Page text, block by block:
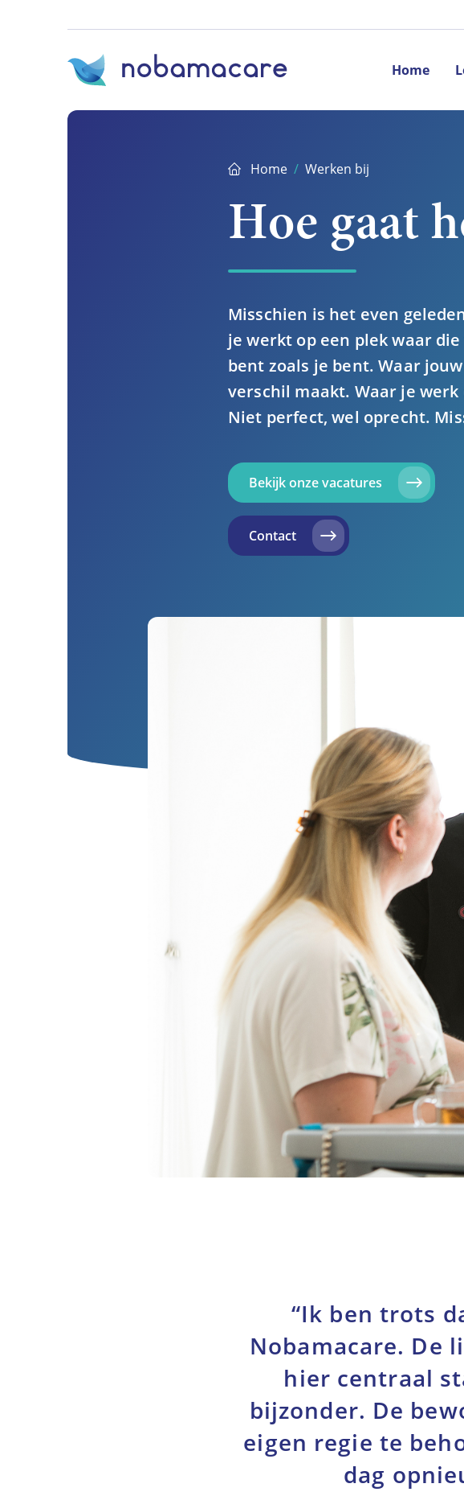
Home
Home Werken bij
Hoe gaat
Misschien is het even
je werkt op een plek waar
bent zoals je bent. Waar
verschil maakt. Waar je
Niet perfect, wel oprecht.
Bekijk onze vacatures
Contact
“Ik ben trots
Nobamacare. De
hier centraal
bijzonder. De
eigen regie te
dag